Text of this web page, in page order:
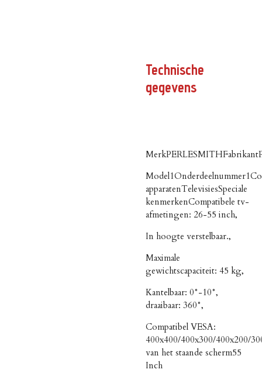
Technische
gegevens
apparaten‎TelevisiesSpeciale
kenmerken‎Compatibele tv-
afmetingen: 26-55 inch,
In hoogte verstelbaar.,
Maximale
gewichtscapaciteit: 45 kg,
Kantelbaar: 0°-10°,
draaibaar: 360°,
Compatibel VESA:
400x400/400x300/400x200/
van het staande scherm‎55
Inch